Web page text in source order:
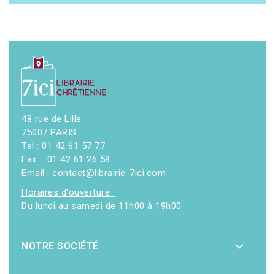
48 rue de Lille
75007 PARIS
Tel : 01 42 61 57 77
Fax : 01 42 61 26 58
Email : contact@librairie-7ici.com
Horaires d'ouverture :
Du lundi au samedi de 11h00 à 19h00
NOTRE SOCIÉTÉ